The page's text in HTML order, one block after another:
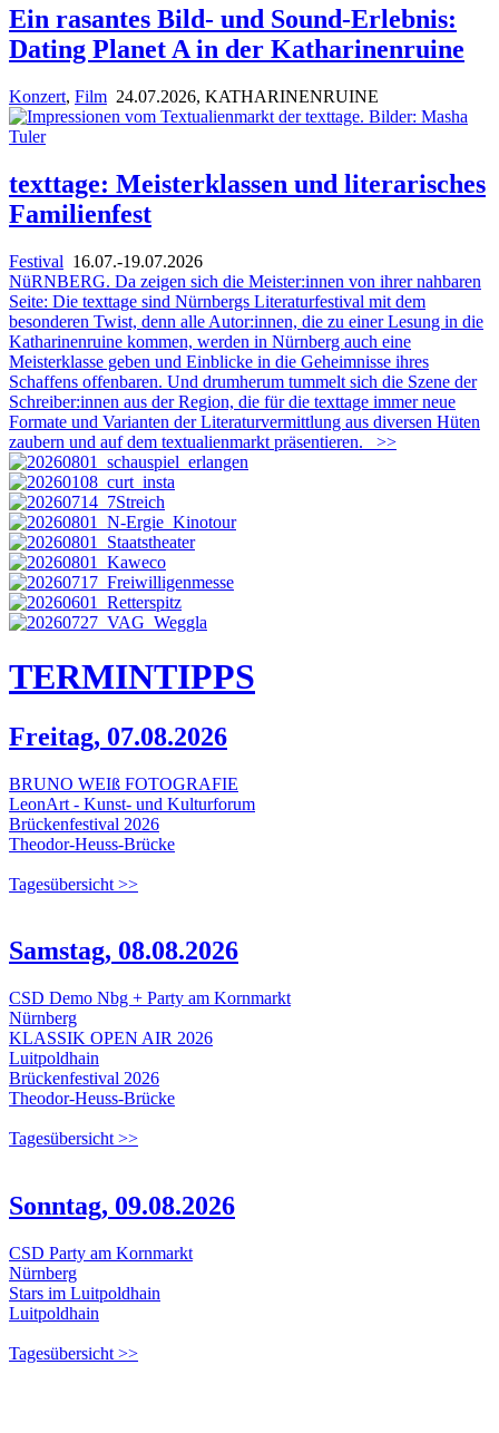
Ein rasantes Bild- und Sound-Erlebnis:
Dating Planet A in der Katharinenruine
Konzert, Film 24.07.2026, KATHARINENRUINE
texttage: Meisterklassen und literarisches
Familienfest
Festival 16.07.-19.07.2026
NüRNBERG. Da zeigen sich die Meister:innen von ihrer nahbaren
Seite: Die texttage sind Nürnbergs Literaturfestival mit dem
besonderen Twist, denn alle Autor:innen, die zu einer Lesung in die
Katharinenruine kommen, werden in Nürnberg auch eine
Meisterklasse geben und Einblicke in die Geheimnisse ihres
Schaffens offenbaren. Und drumherum tummelt sich die Szene der
Schreiber:innen aus der Region, die für die texttage immer neue
Formate und Varianten der Literaturvermittlung aus diversen Hüten
zaubern und auf dem textualienmarkt präsentieren.
>>
TERMINTIPPS
Freitag, 07.08.2026
BRUNO WEIß FOTOGRAFIE
LeonArt - Kunst- und Kulturforum
Brückenfestival 2026
Theodor-Heuss-Brücke
Tagesübersicht >>
Samstag, 08.08.2026
CSD Demo Nbg + Party am Kornmarkt
Nürnberg
KLASSIK OPEN AIR 2026
Luitpoldhain
Brückenfestival 2026
Theodor-Heuss-Brücke
Tagesübersicht >>
Sonntag, 09.08.2026
CSD Party am Kornmarkt
Nürnberg
Stars im Luitpoldhain
Luitpoldhain
Tagesübersicht >>